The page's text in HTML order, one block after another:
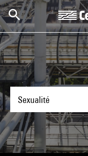
Aller au contenu principal
Centre Pompidou